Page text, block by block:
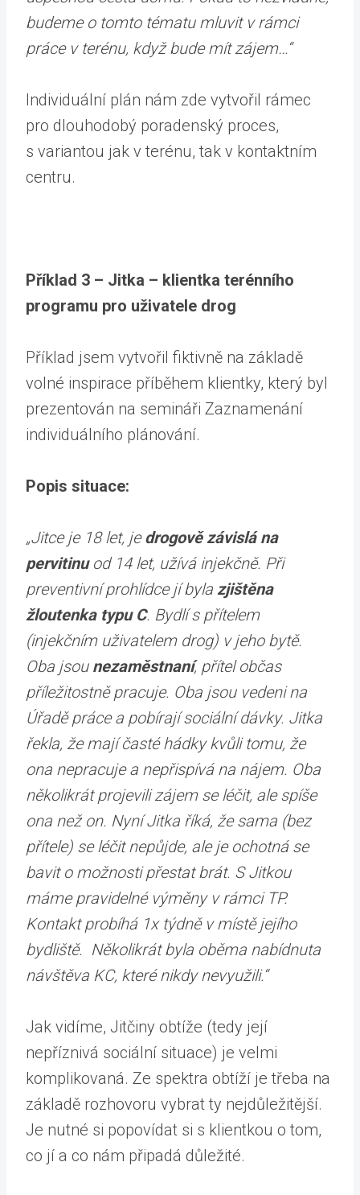
budeme o tomto tématu mluvit v rámci
práce v terénu, když bude mít zájem…“
Individuální plán nám zde vytvořil rámec
pro dlouhodobý poradenský proces,
s variantou jak v terénu, tak v kontaktním
centru.
Příklad 3 – Jitka – klientka terénního
programu pro uživatele drog
Příklad jsem vytvořil fiktivně na základě
volné inspirace příběhem klientky, který byl
prezentován na semináři Zaznamenání
individuálního plánování.
Popis situace:
„Jitce je 18 let, jedrogově závislá na
pervitinu od 14 let, užívá injekčně. Při
preventivní prohlídce jí byla zjištěna
žloutenka typu C. Bydlí s přítelem
(injekčním uživatelem drog) v jeho bytě.
Oba jsou nezaměstnaní, přítel občas
příležitostně pracuje. Oba jsou vedeni na
Úřadě práce a pobírají sociální dávky. Jitka
řekla, že mají časté hádky kvůli tomu, že
ona nepracuje a nepřispívá na nájem. Oba
několikrát projevili zájem se léčit, ale spíše
ona než on. Nyní Jitka říká, že sama (bez
přítele) se léčit nepůjde, ale je ochotná se
bavit o možnosti přestat brát. S Jitkou
máme pravidelné výměny v rámci TP.
Kontakt probíhá 1x týdně v místě jejího
bydliště. Několikrát byla oběma nabídnuta
návštěva KC, které nikdy nevyužili.“
Jak vidíme, Jitčiny obtíže (tedy její
nepříznivá sociální situace) je velmi
komplikovaná. Ze spektra obtíží je třeba na
základě rozhovoru vybrat ty nejdůležitější.
Je nutné si popovídat si s klientkou o tom,
co jí a co nám připadá důležité.